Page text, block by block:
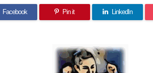
Facebook Pin it LinkedIn